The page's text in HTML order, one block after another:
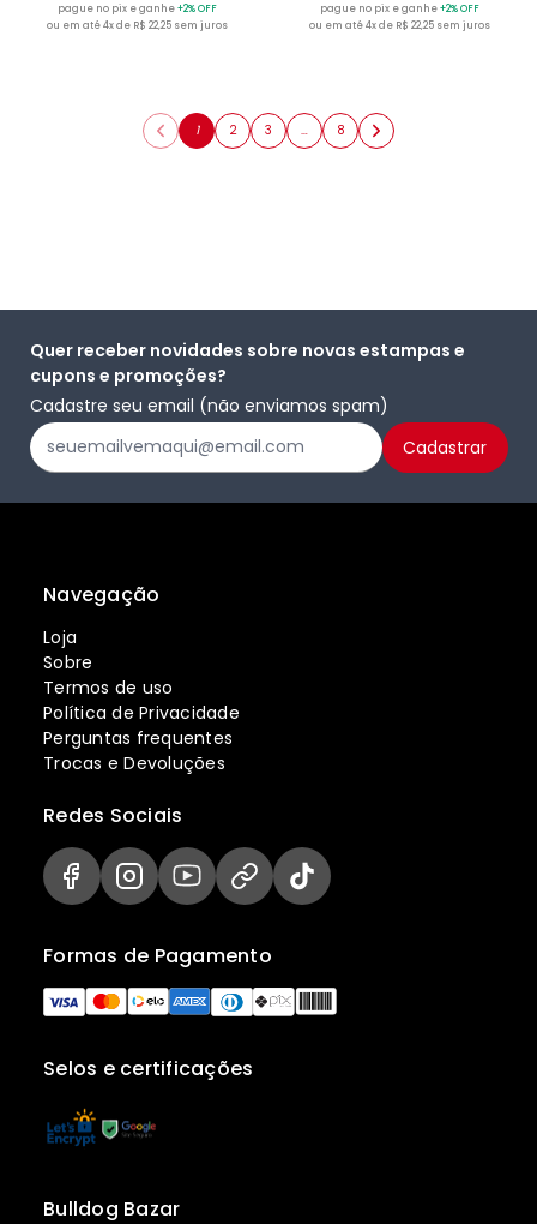
pague no pix e ganhe+2% OFF
ou em até 4x de R$ 22,25 sem juros
pague no pix e ganhe+2% OFF
ou em até 4x de R$ 22,25 sem juros
1 2 3 … 8
Quer receber novidades sobre novas estampas e
cupons e promoções?
Cadastre seu email (não enviamos spam)
Navegação
Loja
Sobre
Termos de uso
Política de Privacidade
Perguntas frequentes
Trocas e Devoluções
Selos e certificações
Formas de Pagamento
Redes Sociais
Bulldog Bazar